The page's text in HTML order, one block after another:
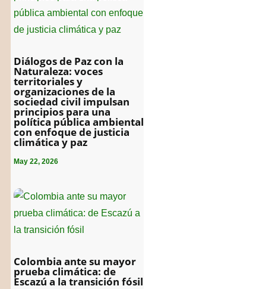
Diálogos de Paz con la
Naturaleza: voces
territoriales y
organizaciones de la
sociedad civil impulsan
principios para una
política pública ambiental
con enfoque de justicia
climática y paz
May 22, 2026
Colombia ante su mayor
prueba climática: de
Escazú a la transición fósil